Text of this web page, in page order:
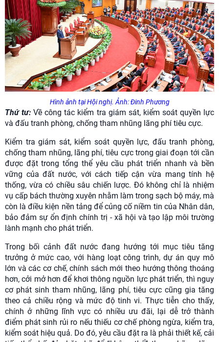
Hình ảnh tại Hội nghị. Ảnh: Đinh Phương
Thứ tư: Về công tác kiểm tra giám sát, kiểm soát quyền lực
và đấu tranh phòng, chống tham nhũng lãng phí tiêu cực.
Kiểm tra giám sát, kiểm soát quyền lực, đấu tranh phòng,
chống tham nhũng, lãng phí, tiêu cực trong giai đoạn tới cần
được đặt trong tổng thể yêu cầu phát triển nhanh và bền
vững của đất nước, với cách tiếp cận vừa mang tính hệ
thống, vừa có chiều sâu chiến lược. Đó không chỉ là nhiệm
vụ cấp bách thường xuyên nhằm làm trong sạch bộ máy, mà
còn là điều kiện nền tảng để củng cố niềm tin của Nhân dân,
bảo đảm sự ổn định chính trị - xã hội và tạo lập môi trường
lành mạnh cho phát triển.
Trong bối cảnh đất nước đang hướng tới mục tiêu tăng
trưởng ở mức cao, với hàng loạt công trình, dự án quy mô
lớn và các cơ chế, chính sách mới theo hướng thông thoáng
hơn, cởi mở hơn để khơi thông nguồn lực phát triển, thì nguy
cơ phát sinh tham nhũng, lãng phí, tiêu cực cũng gia tăng
theo cả chiều rộng và mức độ tinh vi. Thực tiễn cho thấy,
chính ở những lĩnh vực có nhiều ưu đãi, lại dễ trở thành
điểm phát sinh rủi ro nếu thiếu cơ chế phòng ngừa, kiểm tra,
kiểm soát hiệu quả. Do đó, yêu cầu đặt ra là phải thiết kế, cải